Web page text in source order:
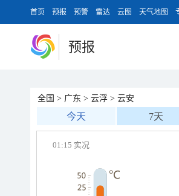
首页 预报 预警 雷达 云图 天气地图
预报
全国 > 广东 > 云浮 > 云安
今天 7天
01:15 实况